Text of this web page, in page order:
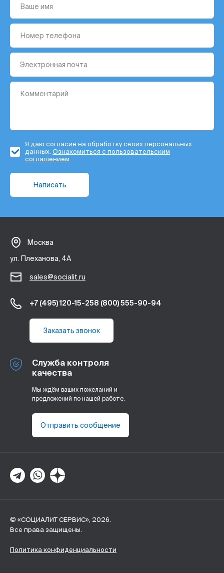
Я даю согласие на обработку своих персональных
данных. Ознакомиться с пользовательским
соглашением.
Написать
Москва
ул. Плеханова, 4А
sales@socialit.ru
+7 (495) 120-15-258 (800) 555-90-94
Заказать звонок
Служба контроля
качества
Мы ждём ваших пожеланий и
предложений по нашей работе.
Отправить сообщение
© «СОЦИАЛИТ СЕРВИС», 2026.
Все права защищены.
Политика конфиденциальности